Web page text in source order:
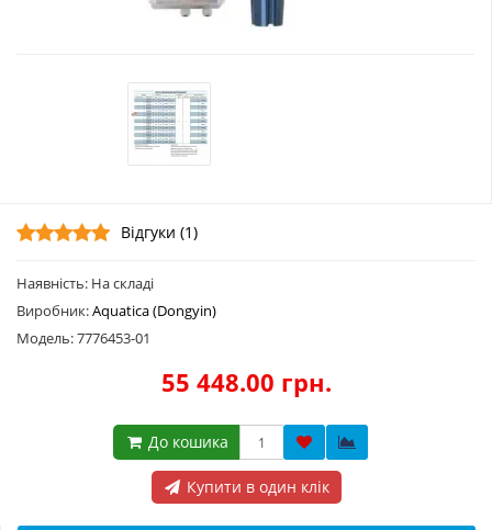
Відгуки (1)
Наявність: На складі
Виробник:Aquatica (Dongyin)
Модель: 7776453-01
55 448.00 грн.
До кошика
Купити в один клік